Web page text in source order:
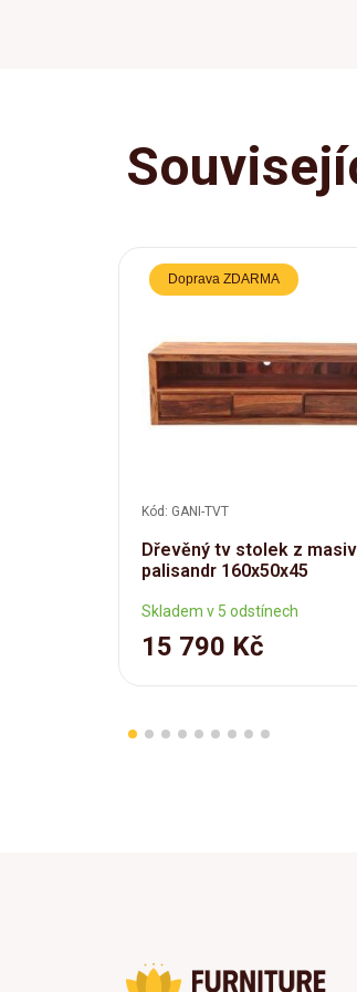
Doprava ZDARMA
Kód: GANI-TVT
Dřevěný tv stolek z
palisandr 160x50x45
Skladem v 5 odstínech
15 790 Kč